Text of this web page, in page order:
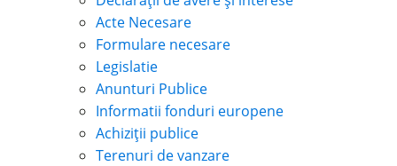
Acte Necesare
Formulare necesare
Legislatie
Anunturi Publice
Informatii fonduri europene
Achiziții publice
Terenuri de vanzare